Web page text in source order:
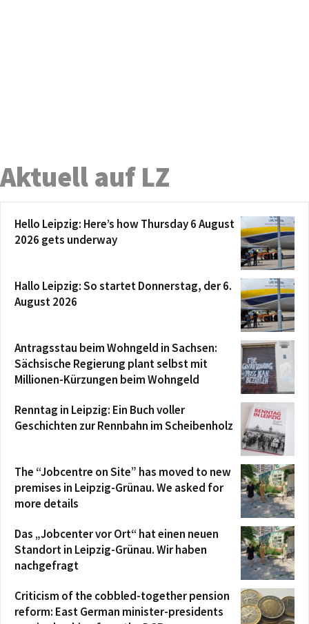
Aktuell auf LZ
Hello Leipzig: Here’s how Thursday 6 August
2026 gets underway
Hallo Leipzig: So startet Donnerstag, der 6.
August 2026
Antragsstau beim Wohngeld in Sachsen:
Sächsische Regierung plant selbst mit
Millionen-Kürzungen beim Wohngeld
Renntag in Leipzig: Ein Buch voller
Geschichten zur Rennbahn im Scheibenholz
The “Jobcentre on Site” has moved to new
premises in Leipzig-Grünau. We asked for
more details
Das „Jobcenter vor Ort“ hat einen neuen
Standort in Leipzig-Grünau. Wir haben
nachgefragt
Criticism of the cobbled-together pension
reform: East German minister-presidents